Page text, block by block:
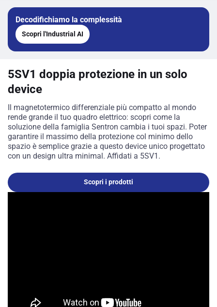
Decodifichiamo la complessità
Scopri l'Industrial AI
5SV1 doppia protezione in un solo
device
Il magnetotermico differenziale più compatto al mondo
rende grande il tuo quadro elettrico: scopri come la
soluzione della famiglia Sentron cambia i tuoi spazi. Poter
garantire il massimo della protezione col minimo dello
spazio è semplice grazie a questo device unico progettato
con un design ultra minimal. Affidati a 5SV1.
Scopri i prodotti